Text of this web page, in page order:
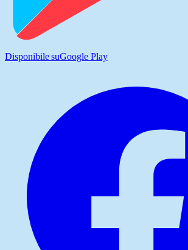
Disponibile suGoogle Play